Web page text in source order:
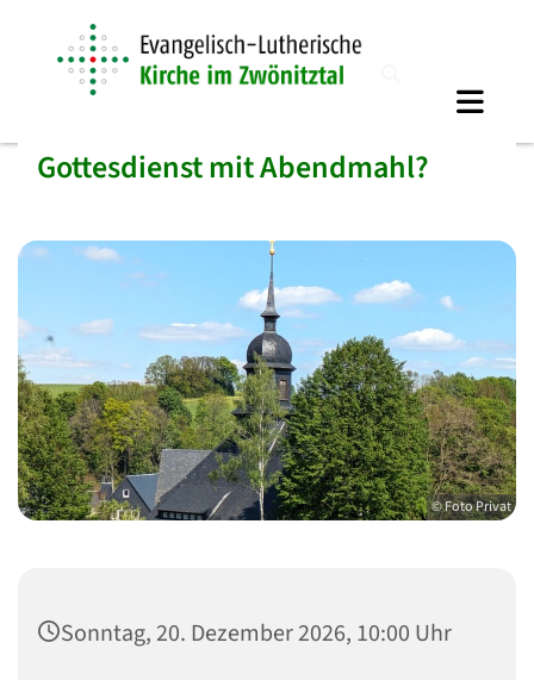
Gottesdienst mit Abendmahl?
© Foto Privat
Sonntag, 20. Dezember 2026, 10:00 Uhr